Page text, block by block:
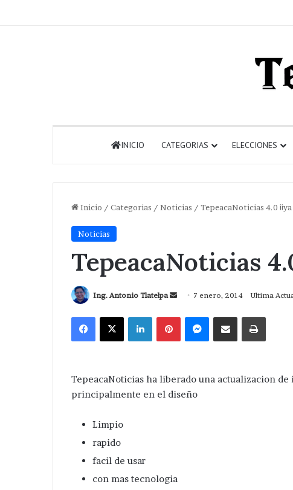
INICIO CATEGORIAS ELECCIONES
Inicio / Categorias / Noticias / TepeacaNoticias 4.0
Noticias
TepeacaNoticias
Ing. Antonio Tlatelpa
Send
email
7 enero, 2014 Ultima
Facebook
X LinkedInPinterestMessengerCompartir via Correo
TepeacaNoticias ha liberado una actualizacion
principalmente en el diseño
Limpio
rapido
facil de usar
con mas tecnologia